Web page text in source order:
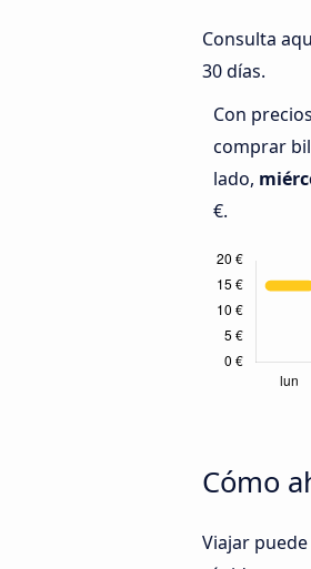
Consulta
30 días.
Con
comprar
lado,
€.
Cómo
Viajar